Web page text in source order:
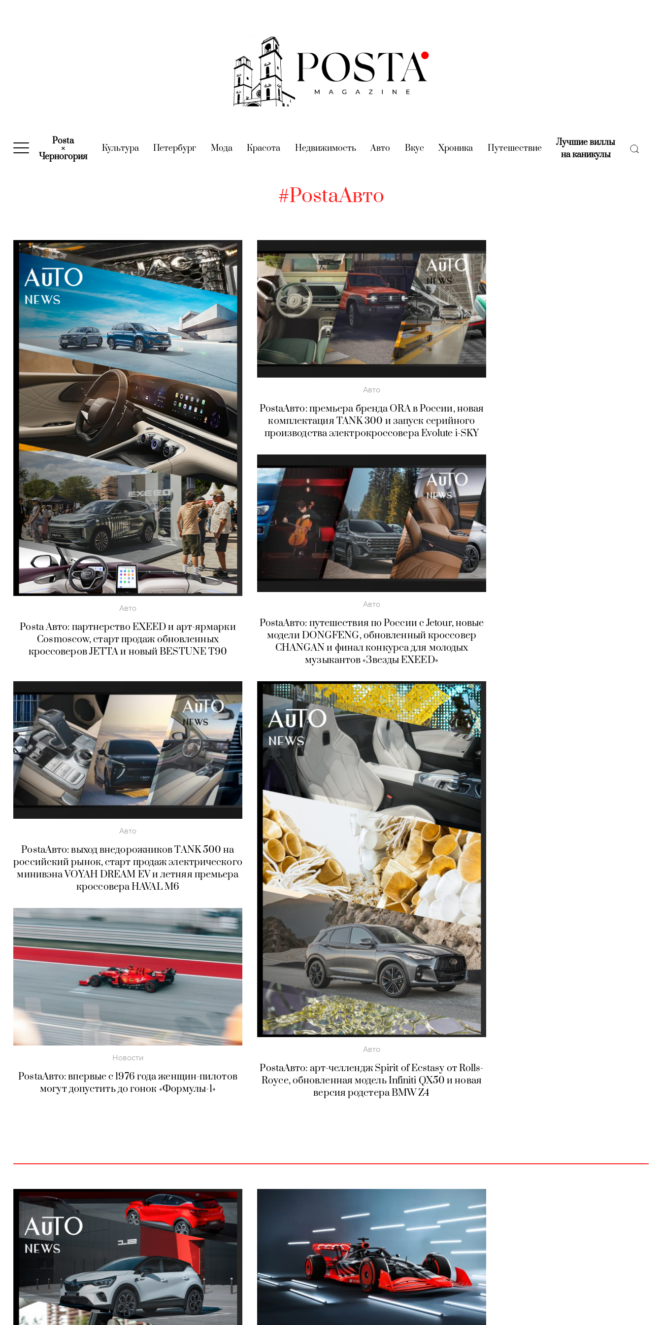
Posta
×
Черногория(current)
Культура(current)
Петербург (current)
Мода(current)
Красота (current)
Недвижимость(current)
Авто (current)
Вкус (current)
Хроника (current)
Путешествие(current)
Лучшие виллы
на каникулы(current)
#PostaАвто
Авто
Posta Авто: партнерство EXEED и арт-ярмарки
Cosmoscow, старт продаж обновленных
кроссоверов JETTA и новый BESTUNE T90
Авто
PostaАвто: премьера бренда ORA в России, новая
комплектация TANK 300 и запуск серийного
производства электрокроссовера Evolute i-SKY
Авто
PostaАвто: путешествия по России с Jetour, новые
модели DONGFENG, обновленный кроссовер
CHANGAN и финал конкурса для молодых
музыкантов «Звезды EXEED»
Авто
PostaАвто: выход внедорожников TANK 500 на
российский рынок, старт продаж электрического
минивэна VOYAH DREAM EV и летняя премьера
кроссовера HAVAL M6
Новости
PostaАвто: впервые с 1976 года женщин-пилотов
могут допустить до гонок «Формулы-1»
Авто
PostaАвто: арт-челлендж Spirit of Ecstasy от Rolls-
Royce, обновленная модель Infiniti QX50 и новая
версия родстера BMW Z4